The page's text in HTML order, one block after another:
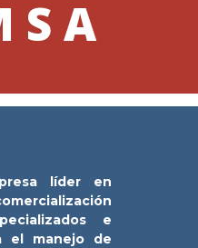
S A
líder en
e
el manejo de